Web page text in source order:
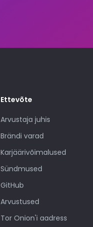
Ettevõte
Arvustaja juhis
Brändi varad
Karjäärivõimalused
Sündmused
GitHub
Arvustused
Tor Onion'i aadress